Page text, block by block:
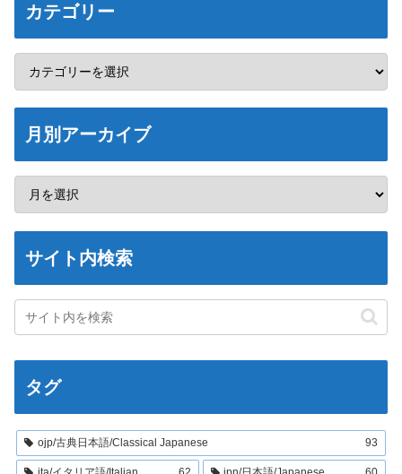
カテゴリー
月別アーカイブ
サイト内検索
タグ
ojp/古典日本語/Classical Japanese 93